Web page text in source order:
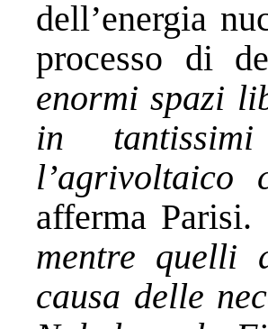
dell’energia
processo di
enormi spazi
in
afferma
mentre quelli
causa delle